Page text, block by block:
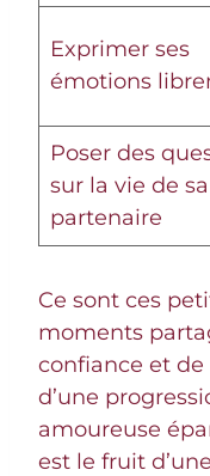
Exprimer ses
émotions
Poser des
sur la vie de sa
partenaire
Ce sont ces
moments
confiance et
d’une
amoureuse
est le fruit